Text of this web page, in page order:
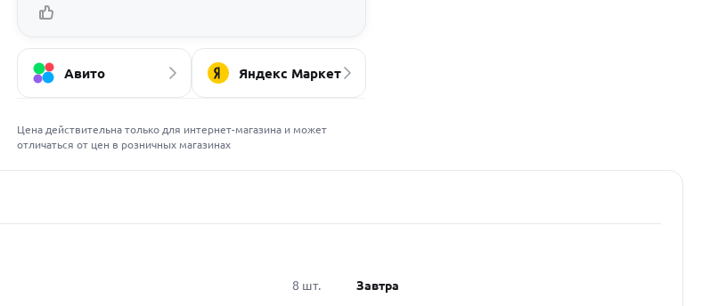
Авито Яндекс Маркет
Цена действительна только для интернет-магазина и может
отличаться от цен в розничных магазинах
8 шт. Завтра